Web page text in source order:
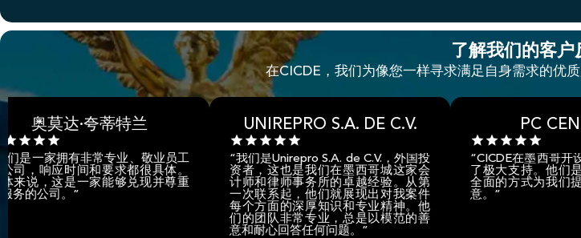
了解我们的客户
在CICDE，我们为像您一样寻求满足自身需求的优
·夸蒂特兰
有非常专业、敬业员工
间和要求都很具体。
一家能够兑现并尊重
”
UNIREPRO S.A. DE C.V.
“我们是Unirepro S.A. de C.V.，外国投
资者，这也是我们在墨西哥城这家会
计师和律师事务所的卓越经验。从第
一次联系起，他们就展现出对我案件
每个方面的深厚知识和专业精神。他
们的团队非常专业，总是以模范的善
意和耐心回答任何问题。”
PC CENTRAL
“CICDE在墨西哥开设运营过程
了极大支持。他们是专业人士
全面的方式为我们提供建议。
意。”